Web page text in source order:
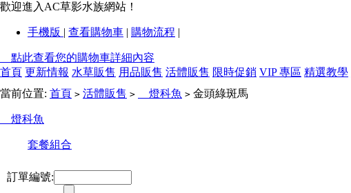
歡迎進入AC草影水族網站！
手機版 | 查看購物車 | 購物流程 |
點此查看您的購物車詳細內容
首頁 更新情報 水草販售 用品販售 活體販售 限時促銷 VIP 專區 精選教學
當前位置: 首頁 > 活體販售 > 燈科魚 > 金頭綠斑馬
燈科魚
套餐組合
訂單編號: